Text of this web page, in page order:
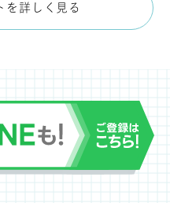
を詳しく見る